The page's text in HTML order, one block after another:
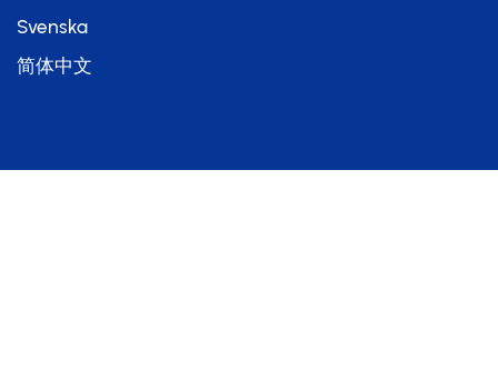
Svenska
简体中文